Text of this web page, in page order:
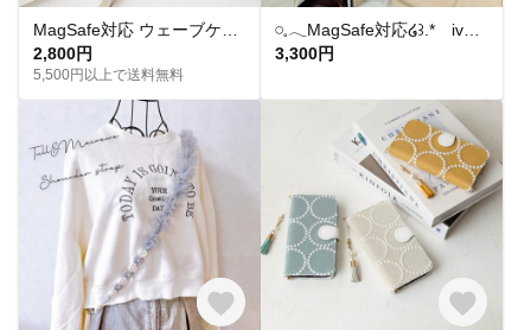
2,800円
5,500円以上で送料無料
3,300円